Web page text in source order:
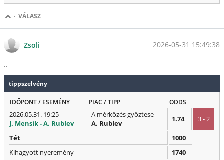
· VÁLASZ
Zsoli 2026-05-31 15:49:38
..
tippszelvény
IDŐPONT / ESEMÉNY PIAC / TIPP ODDS
2026.05.31. 19:25
J. Mensik - A. Rublev
A mérkőzés győztese
A. Rublev
1.74 3 - 2
Tét
1000
Kihagyott nyeremény
1740